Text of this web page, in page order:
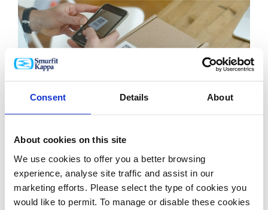
Consent Details About
About cookies on this site
We use cookies to offer you a better browsing
experience, analyse site traffic and assist in our
marketing efforts. Please select the type of cookies you
would like to permit. To manage or disable these cookies
Conéctate instantáneamente
con tus clientes